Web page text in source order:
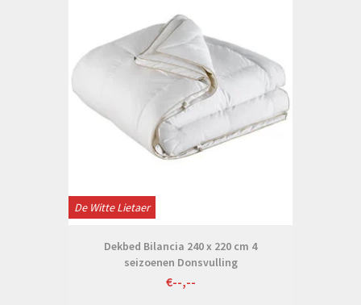
De Witte Lietaer
Dekbed Bilancia 240 x 220 cm 4
seizoenen Donsvulling
€--,--